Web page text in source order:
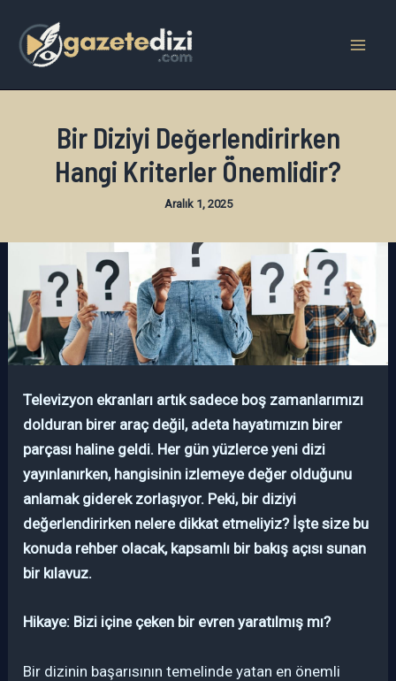
atla
Bir Diziyi Değerlendirirken
Hangi Kriterler Önemlidir?
Aralık 1, 2025
Televizyon ekranları artık sadece boş zamanlarımızı
dolduran birer araç değil, adeta hayatımızın birer
parçası haline geldi. Her gün yüzlerce yeni dizi
yayınlanırken, hangisinin izlemeye değer olduğunu
anlamak giderek zorlaşıyor. Peki, bir diziyi
değerlendirirken nelere dikkat etmeliyiz? İşte size bu
konuda rehber olacak, kapsamlı bir bakış açısı sunan
bir kılavuz.
Hikaye: Bizi içine çeken bir evren yaratılmış mı?
Bir dizinin başarısının temelinde yatan en önemli